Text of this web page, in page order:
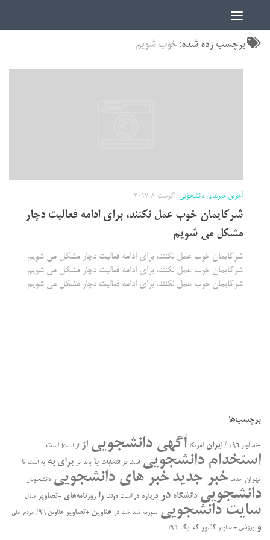
برچسب زده شده:خوب شویم
آخرین خبرهای دانشجویی آگوست 6, 2017
شرکایمان خوب عمل نکنند، برای ادامه فعالیت دچار
مشکل می شویم
شرکایمان خوب عمل نکنند، برای ادامه فعالیت دچار مشکل می شویم
شرکایمان خوب عمل نکنند، برای ادامه فعالیت دچار مشکل می شویم
شرکایمان خوب عمل نکنند، برای ادامه فعالیت دچار مشکل می شویم
برچسب‌ها
+تصاویر ۹۶/ / ایران آمریکا آگهی دانشجویی از از است! است
استخدام دانشجویی است در انتخابات با باید بر برای به به است تا
تهران جدید خبر جدیدخبر های دانشجویی دانشجویان
دانشجویی دانشگاه در درباره در ﺍﺳﺖ دولت را روزنامه‌های +تصاویر سال
سایت دانشجویی سوریه شد شد در عناوین +تصاویر عناوین ۹۶/ مردم ملی
ورزشی +تصاویر کشور که یک ۹۶/